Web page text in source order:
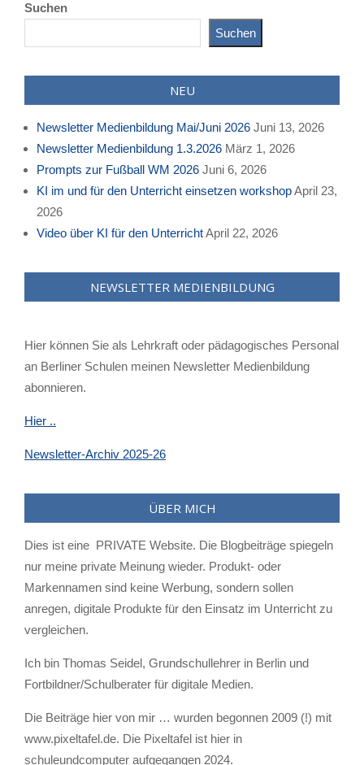
18
Suchen
Suchen
NEU
Newsletter Medienbildung Mai/Juni 2026 Juni 13, 2026
Newsletter Medienbildung 1.3.2026 März 1, 2026
Prompts zur Fußball WM 2026 Juni 6, 2026
KI im und für den Unterricht einsetzen workshopApril 23,
2026
Video über KI für den UnterrichtApril 22, 2026
NEWSLETTER MEDIENBILDUNG
Hier können Sie als Lehrkraft oder pädagogisches Personal
an Berliner Schulen meinen Newsletter Medienbildung
abonnieren.
Hier ..
Newsletter-Archiv 2025-26
ÜBER MICH
Dies ist eine PRIVATE Website. Die Blogbeiträge spiegeln
nur meine private Meinung wieder. Produkt- oder
Markennamen sind keine Werbung, sondern sollen
anregen, digitale Produkte für den Einsatz im Unterricht zu
vergleichen.
Ich bin Thomas Seidel, Grundschullehrer in Berlin und
Fortbildner/Schulberater für digitale Medien.
Die Beiträge hier von mir … wurden begonnen 2009 (!) mit
www.pixeltafel.de. Die Pixeltafel ist hier in
schuleundcomputer aufgegangen 2024.